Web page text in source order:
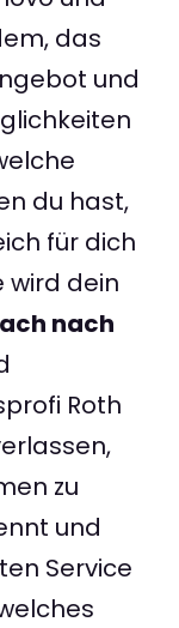
das
und
du hast,
für dich
wird dein
nach
Roth
zu
und
Service